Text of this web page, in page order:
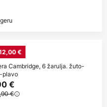
€
Cambridge, 6 žarulja. žuto-
plavo
€
€